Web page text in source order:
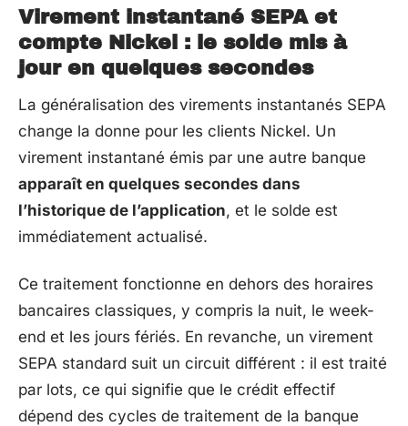
Virement instantané SEPA et
compte Nickel : le solde mis à
jour en quelques secondes
La généralisation des virements instantanés SEPA
change la donne pour les clients Nickel. Un
virement instantané émis par une autre banque
apparaît en quelques secondes dans
l’historique de l’application, et le solde est
immédiatement actualisé.
Ce traitement fonctionne en dehors des horaires
bancaires classiques, y compris la nuit, le week-
end et les jours fériés. En revanche, un virement
SEPA standard suit un circuit différent : il est traité
par lots, ce qui signifie que le crédit effectif
dépend des cycles de traitement de la banque